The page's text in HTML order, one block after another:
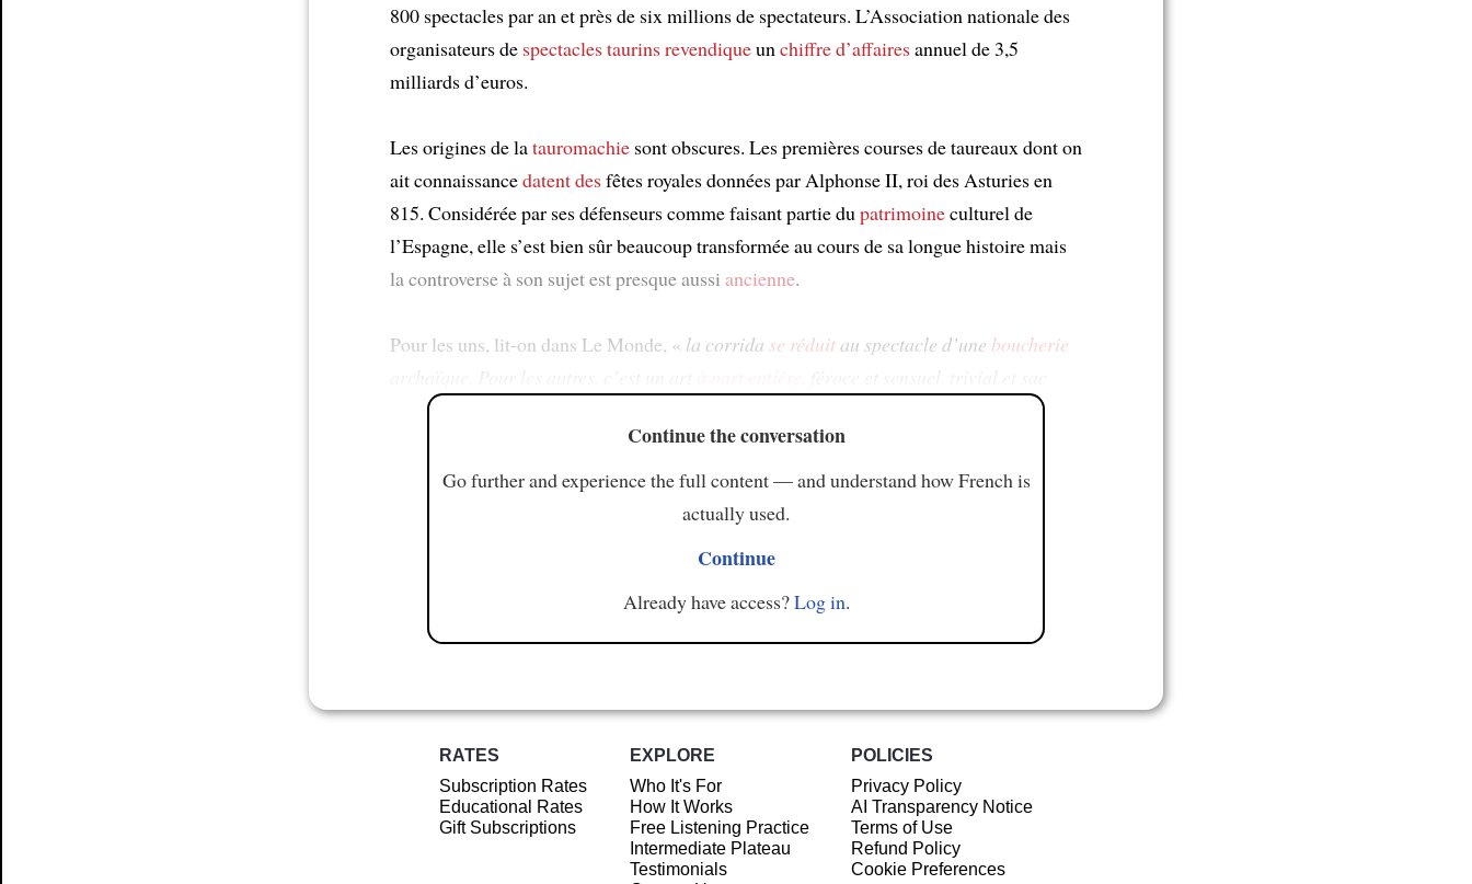
800 spectacles par an et près de six millions de spectateurs. L’Association nationale des
organisateurs de spectacles taurinsrevendiqueun chiffre d’affairesannuel de 3,5
milliards d’euros.
Les origines de latauromachie sont obscures. Les premières courses de taureaux dont on
ait connaissancedatent desfêtes royales données par Alphonse II, roi des Asturies en
815. Considérée par ses défenseurs comme faisant partie du patrimoineculturel de
l’Espagne, elle s’est bien sûr beaucoup transformée au cours de sa longue histoire mais
la controverse à son sujet est presque aussi ancienne.
Pour les uns, lit-on dans Le Monde, « la corrida se réduitau spectacle d’une boucherie
Continue the conversation
Go further and experience the full content — and understand how French is
actually used.
Continue
Already have access?Log in.
RATES
Subscription Rates
Educational Rates
Gift Subscriptions
EXPLORE
Who It's For
How It Works
Free Listening Practice
Intermediate Plateau
Testimonials
POLICIES
Privacy Policy
AI Transparency Notice
Terms of Use
Refund Policy
Cookie Preferences